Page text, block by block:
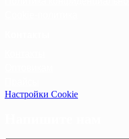
Настройки Cookie